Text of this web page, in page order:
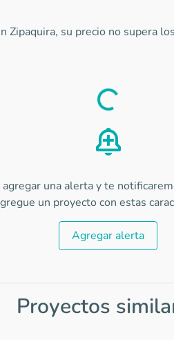
Zipaquira, su precio no supera
Load
agregar una alerta y te
un proyecto con estas
Agregar alerta
Proyectos